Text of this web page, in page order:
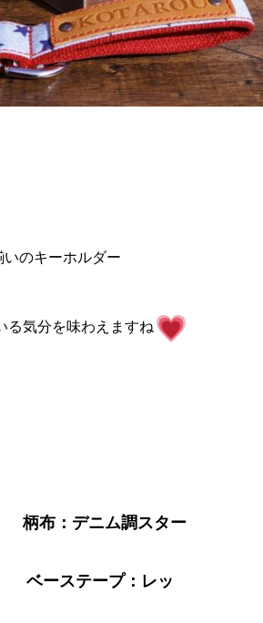
いのキーホルダー
る気分を味わえますね
柄布：デニム調スター
プ：レッ